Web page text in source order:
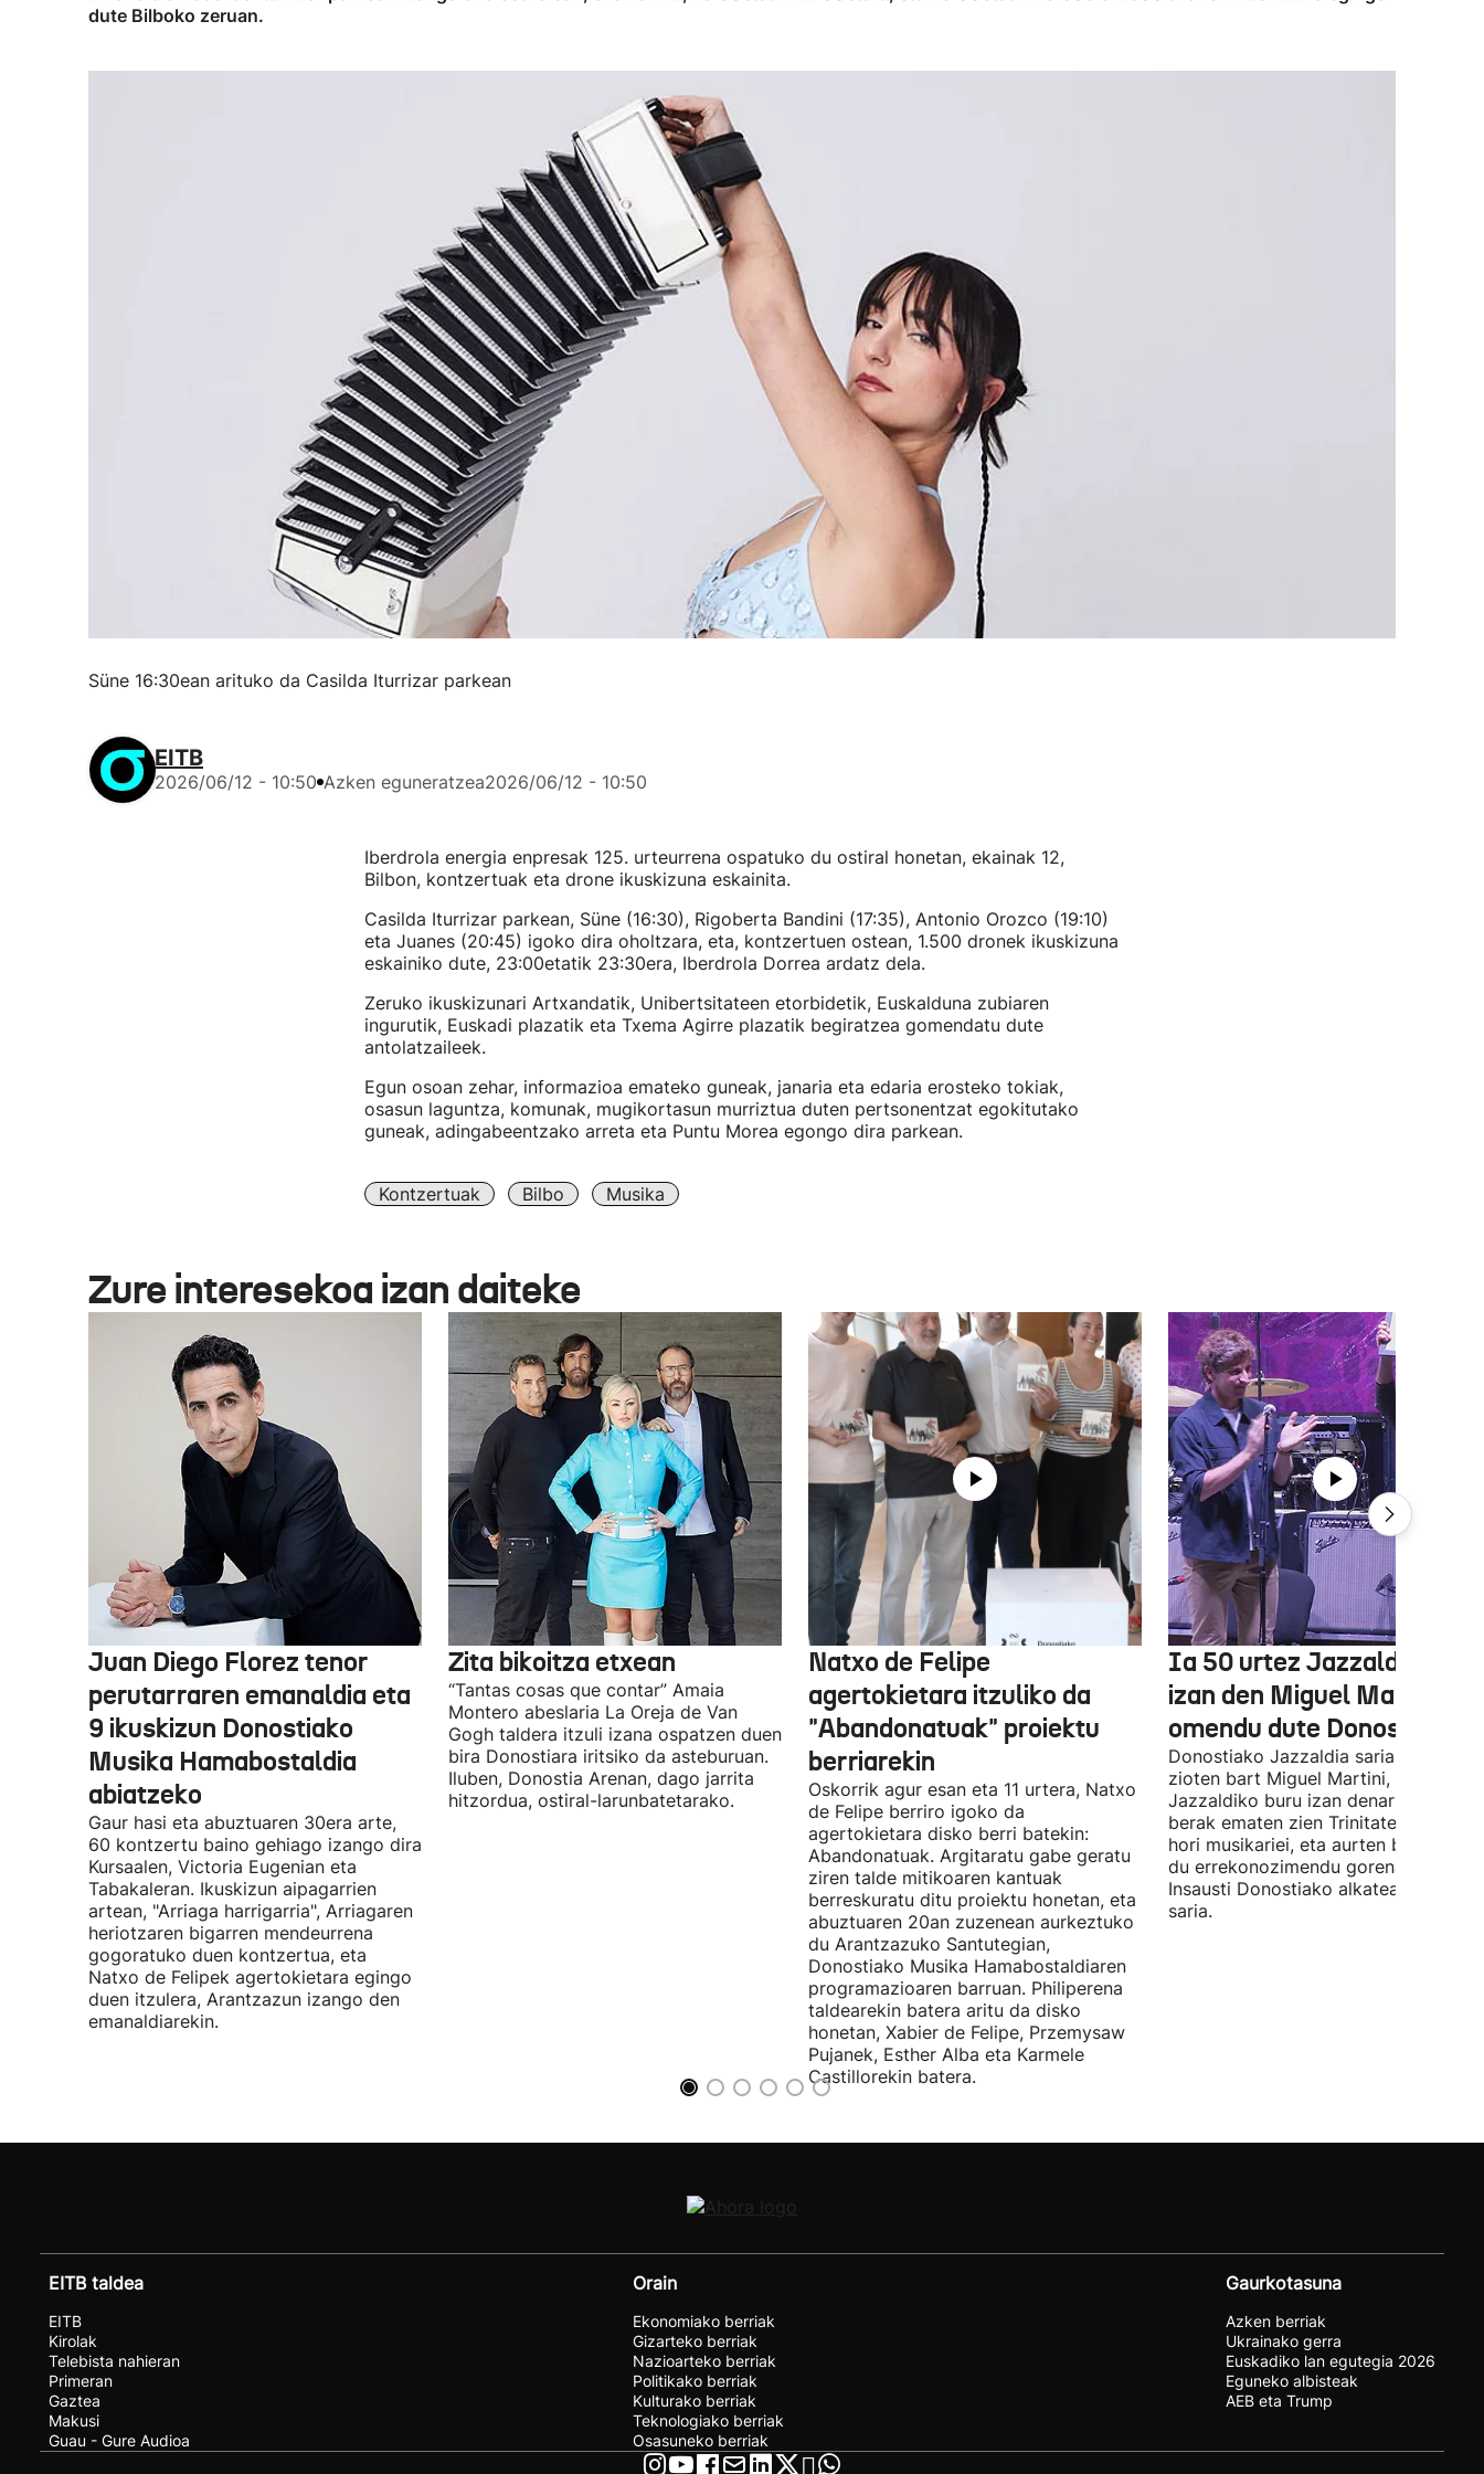
dute Bilboko zeruan.
Süne 16:30ean arituko da Casilda Iturrizar parkean
EITB
2026/06/12 - 10:50 Azken eguneratzea2026/06/12 - 10:50
Iberdrola energia enpresak 125. urteurrena ospatuko du ostiral honetan, ekainak 12,
Bilbon, kontzertuak eta drone ikuskizuna eskainita.
Casilda Iturrizar parkean, Süne (16:30), Rigoberta Bandini (17:35), Antonio Orozco (19:10)
eta Juanes (20:45) igoko dira oholtzara, eta, kontzertuen ostean, 1.500 dronek ikuskizuna
eskainiko dute, 23:00etatik 23:30era, Iberdrola Dorrea ardatz dela.
Zeruko ikuskizunari Artxandatik, Unibertsitateen etorbidetik, Euskalduna zubiaren
ingurutik, Euskadi plazatik eta Txema Agirre plazatik begiratzea gomendatu dute
antolatzaileek.
Egun osoan zehar, informazioa emateko guneak, janaria eta edaria erosteko tokiak,
osasun laguntza, komunak, mugikortasun murriztua duten pertsonentzat egokitutako
guneak, adingabeentzako arreta eta Puntu Morea egongo dira parkean.
Kontzertuak Bilbo Musika
Zure interesekoa izan daiteke
Juan Diego Florez tenor
perutarraren emanaldia eta
9 ikuskizun Donostiako
Musika Hamabostaldia
abiatzeko
Gaur hasi eta abuztuaren 30era arte,
60 kontzertu baino gehiago izango dira
Kursaalen, Victoria Eugenian eta
Tabakaleran. Ikuskizun aipagarrien
artean, "Arriaga harrigarria", Arriagaren
heriotzaren bigarren mendeurrena
gogoratuko duen kontzertua, eta
Natxo de Felipek agertokietara egingo
duen itzulera, Arantzazun izango den
emanaldiarekin.
Zita bikoitza etxean
“Tantas cosas que contar” Amaia
Montero abeslaria La Oreja de Van
Gogh taldera itzuli izana ospatzen duen
bira Donostiara iritsiko da asteburuan.
Iluben, Donostia Arenan, dago jarrita
hitzordua, ostiral-larunbatetarako.
Natxo de Felipe
agertokietara itzuliko da
"Abandonatuak" proiektu
berriarekin
Oskorrik agur esan eta 11 urtera, Natxo
de Felipe berriro igoko da
agertokietara disko berri batekin:
Abandonatuak. Argitaratu gabe geratu
ziren talde mitikoaren kantuak
berreskuratu ditu proiektu honetan, eta
abuztuaren 20an zuzenean aurkeztuko
du Arantzazuko Santutegian,
Donostiako Musika Hamabostaldiaren
programazioaren barruan. Philiperena
taldearekin batera aritu da disko
honetan, Xabier de Felipe, Przemysaw
Pujanek, Esther Alba eta Karmele
Castillorekin batera.
Ia 50 urtez Jazzaldiko
izan den Miguel Martin
omendu dute Donostian
Donostiako Jazzaldia saria eman
zioten bart Miguel Martini, ia 50
Jazzaldiko buru izan denari. Orain
berak ematen zien Trinitate Plazan
hori musikariei, eta aurten berak jaso
du errekonozimendu gorena. Jon
Insausti Donostiako alkateak eman
saria.
EITB taldea
EITB
Kirolak
Telebista nahieran
Primeran
Gaztea
Makusi
Guau - Gure Audioa
Orain
Ekonomiako berriak
Gizarteko berriak
Nazioarteko berriak
Politikako berriak
Kulturako berriak
Teknologiako berriak
Osasuneko berriak
Gaurkotasuna
Azken berriak
Ukrainako gerra
Euskadiko lan egutegia 2026
Eguneko albisteak
AEB eta Trump